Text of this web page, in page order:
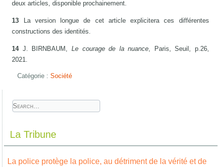
deux articles, disponible prochainement.
13
La version longue de cet article explicitera ces différentes
constructions des identités.
14 J. BIRNBAUM, Le courage de la nuance, Paris, Seuil, p.26,
2021.
Catégorie :Société
La Tribune
La police protège la police, au détriment de la vérité et de